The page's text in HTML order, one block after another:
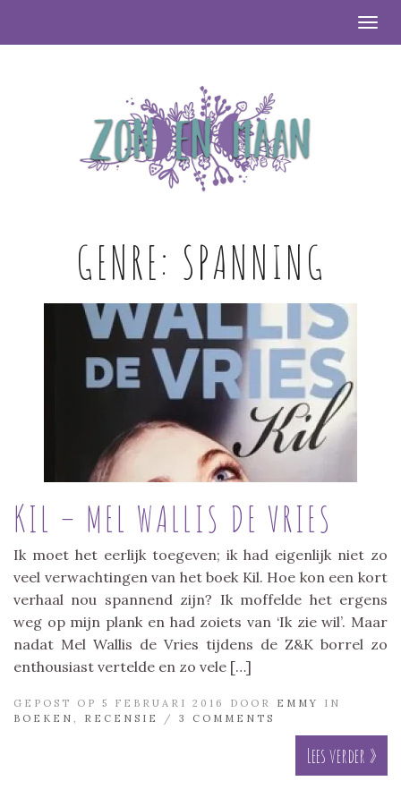
GENRE: SPANNING
KIL – MEL WALLIS DE VRIES
Ik moet het eerlijk toegeven; ik had eigenlijk niet zo
veel verwachtingen van het boek Kil. Hoe kon een kort
verhaal nou spannend zijn? Ik moffelde het ergens
weg op mijn plank en had zoiets van ‘Ik zie wil’. Maar
nadat Mel Wallis de Vries tijdens de Z&K borrel zo
enthousiast vertelde en zo vele […]
GEPOST OP 5 FEBRUARI 2016 DOOR EMMY
IN
BOEKEN
RECENSIE / 3 COMMENTS
Lees verder »